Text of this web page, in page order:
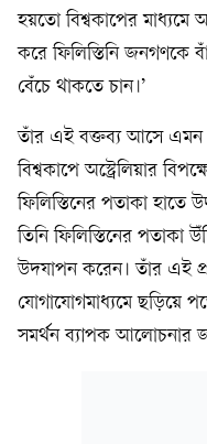
হয়তো বিশ্বকাপের মাধ্যমে
করে ফিলিস্তিনি জনগণকে
বেঁচে থাকতে চান।’
তাঁর এই বক্তব্য আসে
বিশ্বকাপে অস্ট্রেলিয়ার
ফিলিস্তিনের পতাকা হাতে
তিনি ফিলিস্তিনের পতাকা
উদযাপন করেন। তাঁর এই
যোগাযোগমাধ্যমে ছড়িয়ে
সমর্থন ব্যাপক আলোচনার